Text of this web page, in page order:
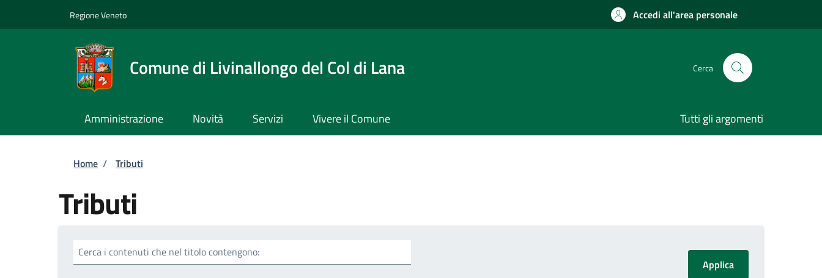
Regione Veneto Accedi all'area personale
Comune di Livinallongo del Col di Lana Cerca
Amministrazione Novità Servizi Vivere il Comune Tutti gli argomenti
Briciole di pane
Home / Tributi
Tributi
Cerca i contenuti che nel titolo contengono: